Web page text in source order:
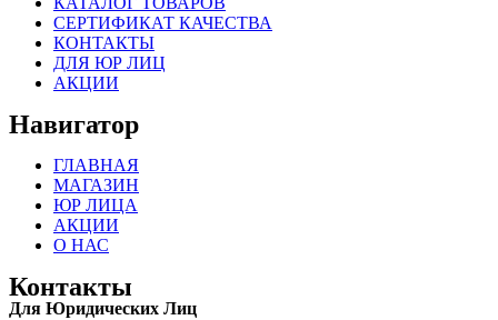
СЕРТИФИКАТ КАЧЕСТВА
КОНТАКТЫ
ДЛЯ ЮР ЛИЦ
АКЦИИ
Навигатор
ГЛАВНАЯ
МАГАЗИН
ЮР ЛИЦА
АКЦИИ
О НАС
Контакты
Для Юридических Лиц